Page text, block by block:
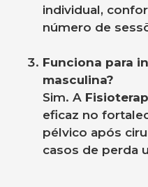
individual,
número de
Funciona para
masculina?
Sim. A
eficaz no
pélvico após
casos de perda